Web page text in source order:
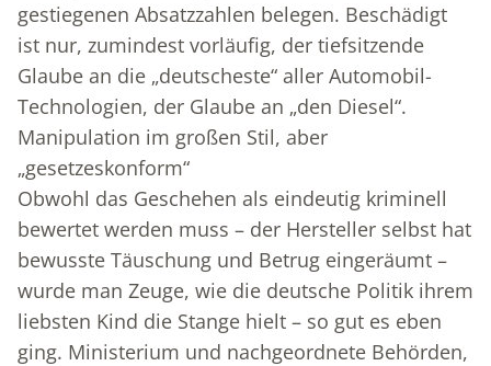
gestiegenen Absatzzahlen belegen. Beschädigt
ist nur, zumindest vorläufig, der tiefsitzende
Glaube an die „deutscheste“ aller Automobil-
Technologien, der Glaube an „den Diesel“.
Manipulation im großen Stil, aber
„gesetzeskonform“
Obwohl das Geschehen als eindeutig kriminell
bewertet werden muss – der Hersteller selbst hat
bewusste Täuschung und Betrug eingeräumt –
wurde man Zeuge, wie die deutsche Politik ihrem
liebsten Kind die Stange hielt – so gut es eben
ging. Ministerium und nachgeordnete Behörden,